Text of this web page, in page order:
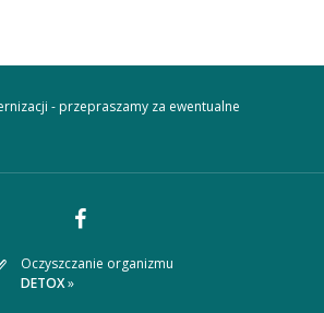
- przepraszamy za ewentualne
Dołącz
Oczyszczanie organizmu
DETOX»